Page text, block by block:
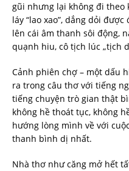
gũi nhưng lại không đi theo
láy “lao xao”, dắng dỏi
lên cái âm thanh sôi động,
quạnh hiu, cô tịch lúc „tịch
Cảnh phiên chợ – một dấu
ra trong câu thơ với tiếng
tiếng chuyện trò gian thật
không hề thoát tục, không
hướng lòng mình về với
thanh bình dị nhất.
Nhà thơ như căng mở hết